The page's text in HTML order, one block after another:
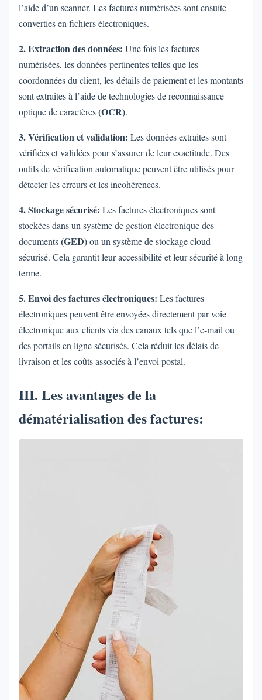
l’aide d’un scanner. Les factures numérisées sont ensuite
converties en fichiers électroniques.
2. Extraction des données: Une fois les factures
numérisées, les données pertinentes telles que les
coordonnées du client, les détails de paiement et les montants
sont extraites à l’aide de technologies de reconnaissance
optique de caractères(OCR).
3. Vérification et validation: Les données extraites sont
vérifiées et validées pour s’assurer de leur exactitude. Des
outils de vérification automatique peuvent être utilisés pour
détecter les erreurs et les incohérences.
4. Stockage sécurisé: Les factures électroniques sont
stockées dans un système de gestion électronique des
documents(GED)ou un système de stockage cloud
sécurisé. Cela garantit leur accessibilité et leur sécurité à long
terme.
5. Envoi des factures électroniques: Les factures
électroniques peuvent être envoyées directement par voie
électronique aux clients via des canaux tels que l’e-mail ou
des portails en ligne sécurisés. Cela réduit les délais de
livraison et les coûts associés à l’envoi postal.
III. Les avantages de la
dématérialisation des factures: